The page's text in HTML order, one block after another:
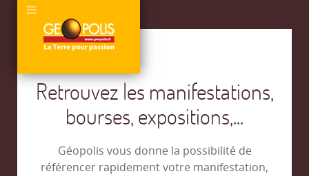
Retrouvez les manifestations,
bourses, expositions,...
Géopolis vous donne la possibilité de
référencer rapidement votre manifestation,